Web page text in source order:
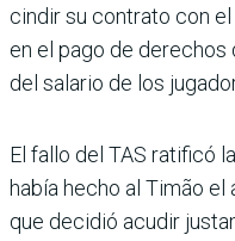
cindir su contrato con
en el pago de derechos
del salario de los
El fallo del TAS ratificó
había hecho al Timão
que decidió acudir